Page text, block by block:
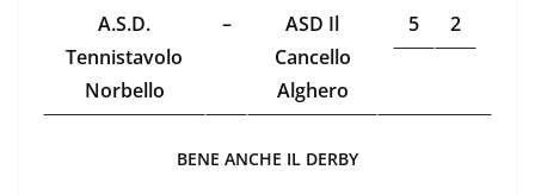
A.S.D.
Tennistavolo
Norbello
–
ASD Il
Cancello
Alghero
5 2
BENE ANCHE IL DERBY